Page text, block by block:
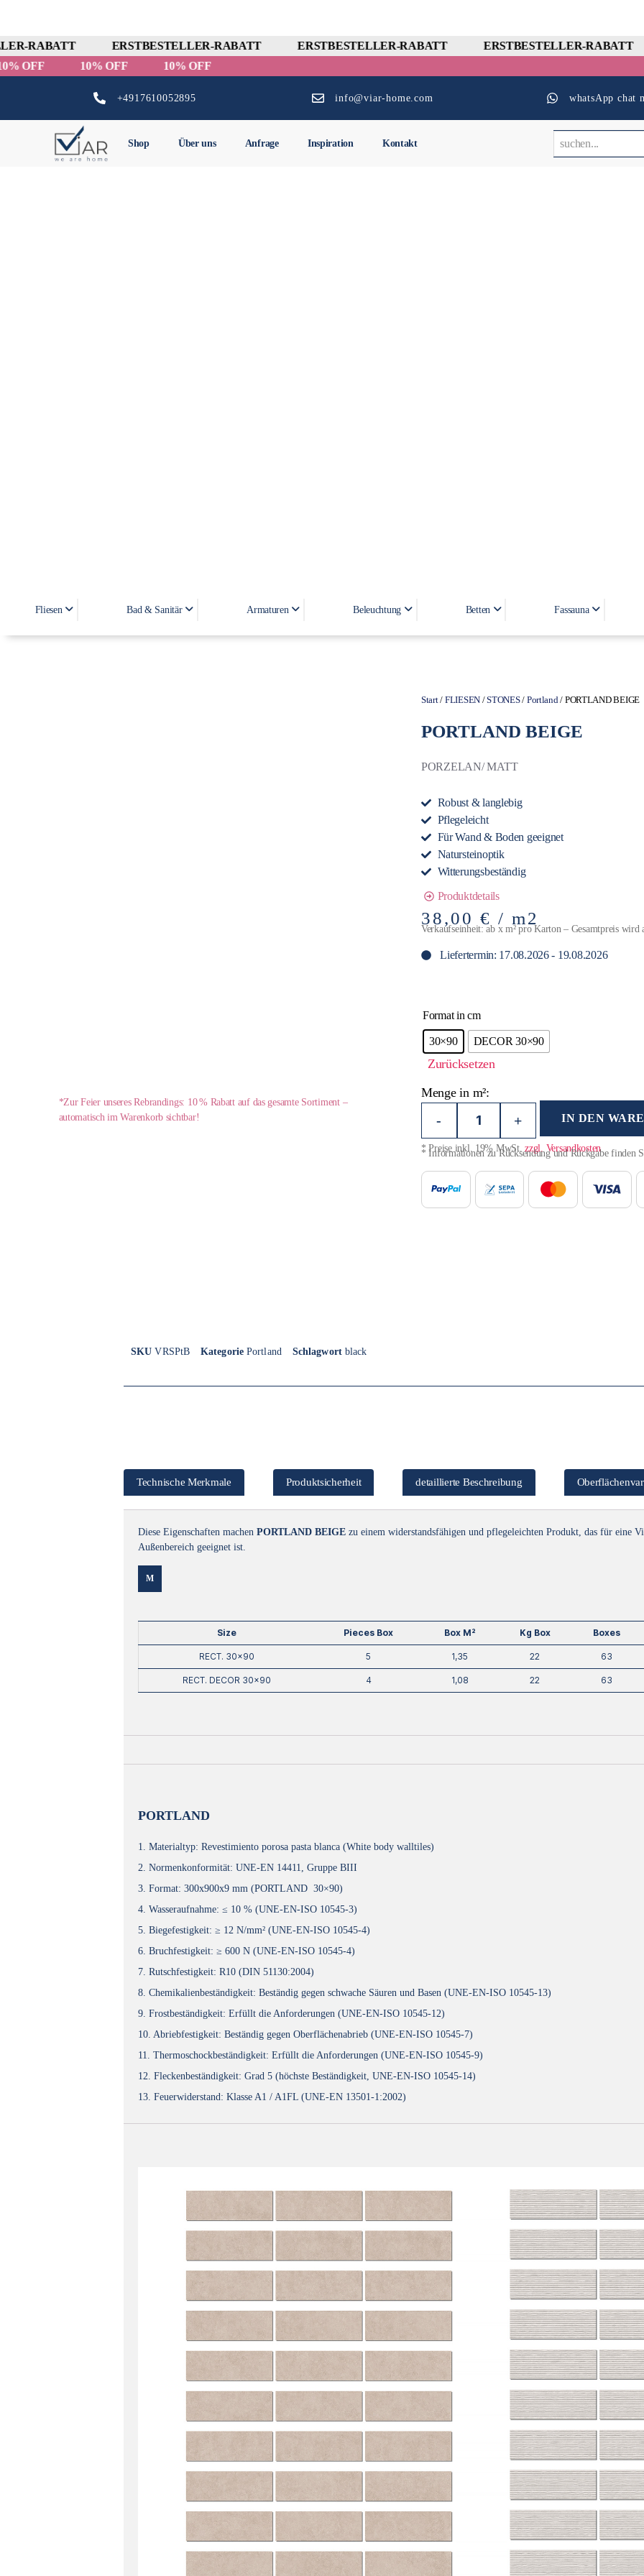
RABATT ERSTBESTELLER-RABATT ERSTBESTELLER-RABATT
ERSTBESTELLER-RABATT
10% OFF
10% OFF 10% OFF
+4917610052895 info@viar-home.com whatsApp chat
Shop Über uns Anfrage Inspiration Kontakt
Fliesen Bad & Sanitär Armaturen Beleuchtung Betten Fassauna
*Zur Feier unseres Rebrandings: 10 % Rabatt auf das gesamte Sortiment –
automatisch im Warenkorb sichtbar!
Start/ FLIESEN /STONES/ Portland/ PORTLAND BEIGE
PORTLAND BEIGE
PORZELAN/ MATT
Robust & langlebig
Pflegeleicht
Für Wand & Boden geeignet
Natursteinoptik
Witterungsbeständig
Produktdetails
38,00€ / m2
Verkaufseinheit: ab x m² pro Karton – Gesamtpreis wird
Liefertermin: 17.08.2026 - 19.08.2026
Format in cm
30×90 DECOR 30×90
Zurücksetzen
Menge in m²:
- + IN DEN
* Preise inkl. 19% MwSt.zzgl. Versandkosten
* Informationen zu Rücksendung und Rückgabe finden
SKUVRSPtB Kategorie Portland Schlagwort black
Technische Merkmale Produktsicherheit detaillierte Beschreibung
Diese Eigenschaften machen PORTLAND BEIGE zu einem widerstandsfähigen und pflegeleichten Produkt, das für eine
Außenbereich geeignet ist.
M
Size Pieces Box Box M² Kg Box Boxes
RECT. 30×90 5 1,35 22 63
RECT. DECOR 30×90 4 1,08 22 63
PORTLAND
1. Materialtyp: Revestimiento porosa pasta blanca (White body walltiles)
2. Normenkonformität: UNE-EN 14411, Gruppe BIII
3. Format: 300x900x9 mm (PORTLAND 30×90)
4. Wasseraufnahme: ≤ 10 % (UNE-EN-ISO 10545-3)
5. Biegefestigkeit: ≥ 12 N/mm² (UNE-EN-ISO 10545-4)
6. Bruchfestigkeit: ≥ 600 N (UNE-EN-ISO 10545-4)
7. Rutschfestigkeit: R10 (DIN 51130:2004)
8. Chemikalienbeständigkeit: Beständig gegen schwache Säuren und Basen (UNE-EN-ISO 10545-13)
9. Frostbeständigkeit: Erfüllt die Anforderungen (UNE-EN-ISO 10545-12)
10. Abriebfestigkeit: Beständig gegen Oberflächenabrieb (UNE-EN-ISO 10545-7)
11. Thermoschockbeständigkeit: Erfüllt die Anforderungen (UNE-EN-ISO 10545-9)
12. Fleckenbeständigkeit: Grad 5 (höchste Beständigkeit, UNE-EN-ISO 10545-14)
13. Feuerwiderstand: Klasse A1 / A1FL (UNE-EN 13501-1:2002)